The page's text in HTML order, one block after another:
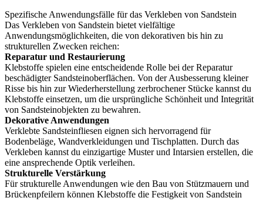
Spezifische Anwendungsfälle für das Verkleben von Sandstein
Das Verkleben von Sandstein bietet vielfältige
Anwendungsmöglichkeiten, die von dekorativen bis hin zu
strukturellen Zwecken reichen:
Reparatur und Restaurierung
Klebstoffe spielen eine entscheidende Rolle bei der Reparatur
beschädigter Sandsteinoberflächen. Von der Ausbesserung kleiner
Risse bis hin zur Wiederherstellung zerbrochener Stücke kannst du
Klebstoffe einsetzen, um die ursprüngliche Schönheit und Integrität
von Sandsteinobjekten zu bewahren.
Dekorative Anwendungen
Verklebte Sandsteinfliesen eignen sich hervorragend für
Bodenbeläge, Wandverkleidungen und Tischplatten. Durch das
Verkleben kannst du einzigartige Muster und Intarsien erstellen, die
eine ansprechende Optik verleihen.
Strukturelle Verstärkung
Für strukturelle Anwendungen wie den Bau von Stützmauern und
Brückenpfeilern können Klebstoffe die Festigkeit von Sandstein